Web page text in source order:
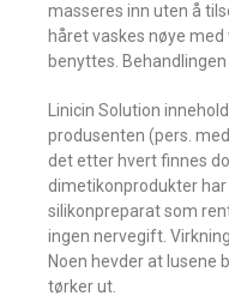
masseres inn uten å
håret vaskes nøye
benyttes.
Linicin Solution
produsenten (pers.
det etter hvert finnes
dimetikonprodukter
silikonpreparat som
ingen nervegift.
Noen hevder at lusene
tørker ut.